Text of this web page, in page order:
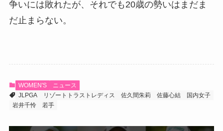
争いには敗れたが、それでも20歳の勢いはまだま
だ止まらない。
WOMEN'S
ニュース
JLPGA
リゾートトラストレディス 佐久間朱莉 佐藤心結
国内女子
岩井千怜
若手